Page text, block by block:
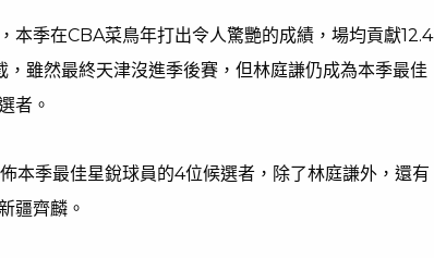
，本季在CBA菜鳥年打出令人驚艷的成績，場均貢獻12.4
雖然最終天津沒進季後賽，但林庭謙仍成為本季最佳
者。
本季最佳星銳球員的4位候選者，除了林庭謙外，還有
疆齊麟。